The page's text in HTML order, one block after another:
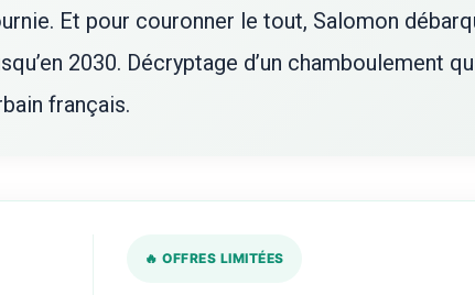
Et pour couronner le tout, Salomon
2030. Décryptage d’un chamboulement
français.
🔥 OFFRES LIMITÉES